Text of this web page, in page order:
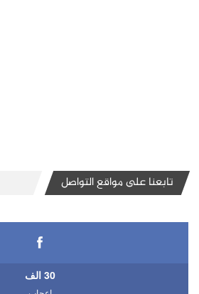
تابعنا على مواقع التواصل
30 الف